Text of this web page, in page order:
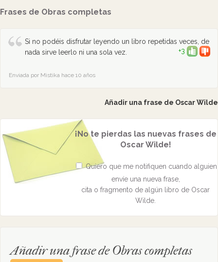
Frases de Obras completas
Si no podéis disfrutar leyendo un libro repetidas veces, de
nada sirve leerlo ni una sola vez.
+3
Enviada por Mistika hace 10 años
Añadir una frase de Oscar Wilde
¡No te pierdas las nuevas frases de
Oscar Wilde!
Quiero que me notifiquen cuando alguien
envíe una nueva frase,
cita o fragmento de algún libro de Oscar
Wilde.
Añadir una frase de Obras completas